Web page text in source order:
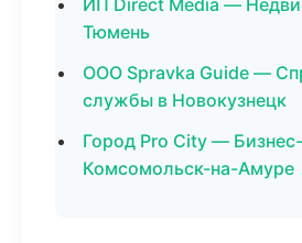
ИП Direct Media —
Тюмень
ООО Spravka Guide —
службы в Новокузнецк
Город Pro City —
Комсомольск-на-Амуре